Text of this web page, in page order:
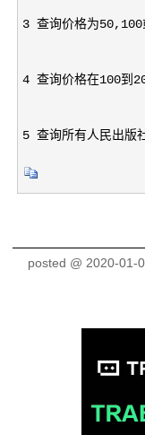
3 查询价格为50,100
4 查询价格在100到
5 查询所有人民出版
posted @ 2020-01-